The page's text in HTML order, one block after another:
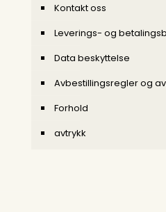
Kontakt oss
Leverings- og
Data beskyttelse
Avbestillingsregler og
Forhold
avtrykk